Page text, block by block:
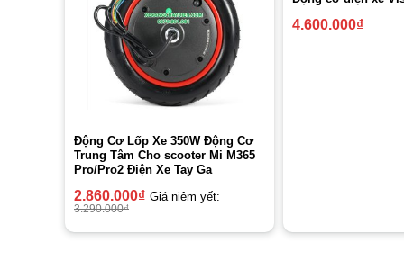
Động Cơ Lốp Xe 350W Động Cơ
Trung Tâm Cho scooter Mi M365
Pro/Pro2 Điện Xe Tay Ga
2.860.000₫ Giá niêm yết:
3.290.000₫
4.600.000₫